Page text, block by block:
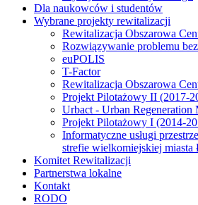
Dla naukowców i studentów
Wybrane projekty rewitalizacji
Rewitalizacja Obszarowa
Rozwiązywanie problemu
euPOLIS
T-Factor
Rewitalizacja Obszarowa
Projekt Pilotażowy II (2017-
Urbact - Urban Regeneration
Projekt Pilotażowy I (2014-
Informatyczne usługi
strefie wielkomiejskiej
Komitet Rewitalizacji
Partnerstwa lokalne
Kontakt
RODO